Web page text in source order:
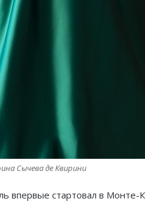
Сычева де Квирини
впервые стартовал в Монте-